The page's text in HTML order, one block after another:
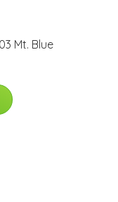
Mt. Blue